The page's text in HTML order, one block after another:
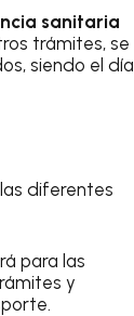
sanitaria
trámites, se
siendo el día
diferentes
para las
y